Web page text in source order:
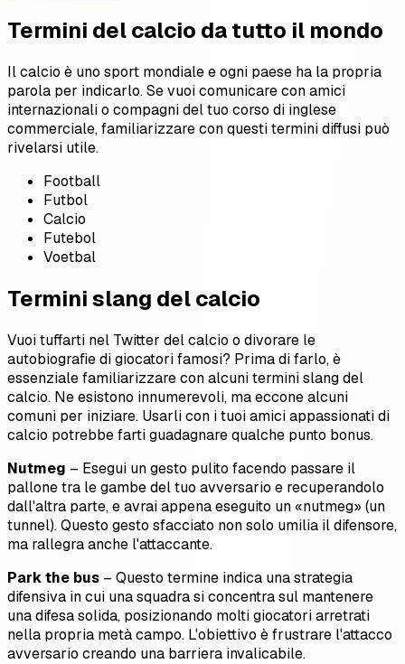
Termini del calcio da tutto il mondo
Il calcio è uno sport mondiale e ogni paese ha la propria
parola per indicarlo. Se vuoi comunicare con amici
internazionali o compagni del tuo corso di inglese
commerciale, familiarizzare con questi termini diffusi può
rivelarsi utile.
Football
Futbol
Calcio
Futebol
Voetbal
Termini slang del calcio
Vuoi tuffarti nel Twitter del calcio o divorare le
autobiografie di giocatori famosi? Prima di farlo, è
essenziale familiarizzare con alcuni termini slang del
calcio. Ne esistono innumerevoli, ma eccone alcuni
comuni per iniziare. Usarli con i tuoi amici appassionati di
calcio potrebbe farti guadagnare qualche punto bonus.
Nutmeg – Esegui un gesto pulito facendo passare il
pallone tra le gambe del tuo avversario e recuperandolo
dall'altra parte, e avrai appena eseguito un «nutmeg» (un
tunnel). Questo gesto sfacciato non solo umilia il difensore,
ma rallegra anche l'attaccante.
Park the bus – Questo termine indica una strategia
difensiva in cui una squadra si concentra sul mantenere
una difesa solida, posizionando molti giocatori arretrati
nella propria metà campo. L'obiettivo è frustrare l'attacco
avversario creando una barriera invalicabile.